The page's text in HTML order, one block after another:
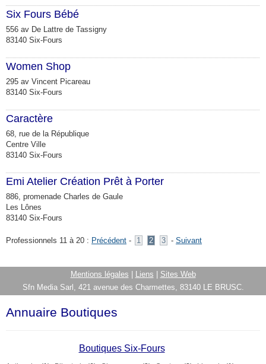
Six Fours Bébé
556 av De Lattre de Tassigny
83140 Six-Fours
Women Shop
295 av Vincent Picareau
83140 Six-Fours
Caractère
68, rue de la République
Centre Ville
83140 Six-Fours
Emi Atelier Création Prêt à Porter
886, promenade Charles de Gaule
Les Lônes
83140 Six-Fours
Professionnels 11 à 20 : Précédent - 1 2 3 - Suivant
Mentions légales Liens
Sites Web
Sfn Media Sarl, 421 avenue des Charmettes, 83140 LE BRUSC.
Annuaire Boutiques
Boutiques Six-Fours